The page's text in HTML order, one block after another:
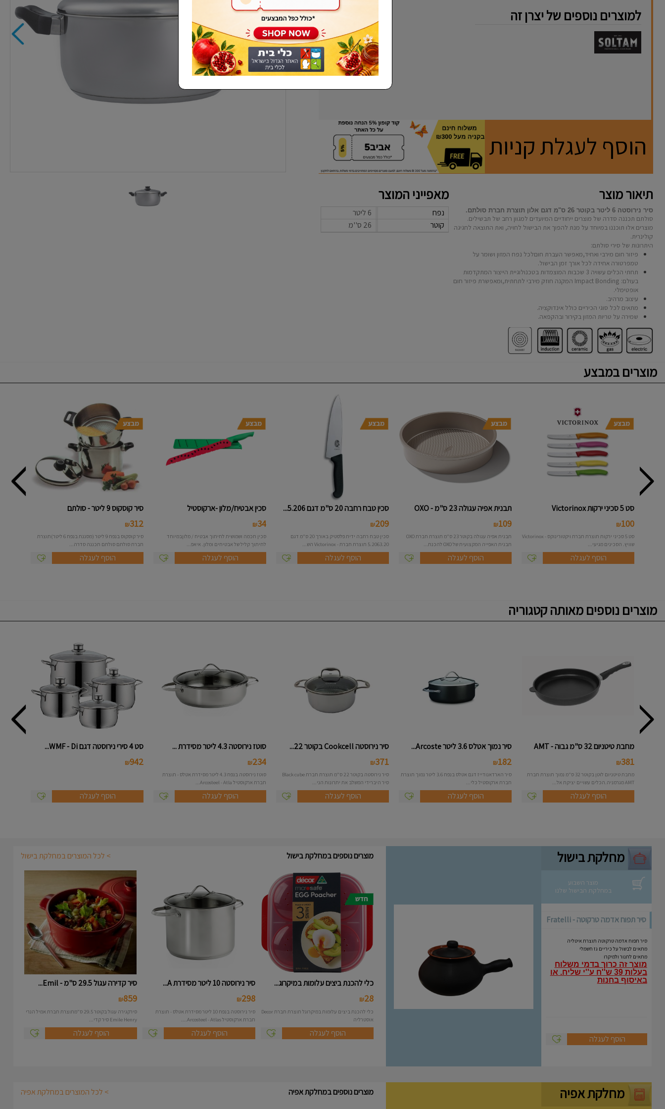
שכחתי סיסמא למוצרים נוספים של יצרן זה
הוסף לעגלת קניות
תיאור מוצר מאפייני המוצר
נפח
6 ליטר
קוטר
26 ס''מ
סיר נירוסטה 6 ליטר בקוטר 26 ס"מ דגם אלון תוצרת חברת סולתם.
סולתם תכננה סדרה של מוצרים ייחודיים המיועדים למגוון רחב של תבשילים.
מוצרים אלו תוכננו במיוחד על מנת להפוך את הבישול לחויה, ואת התוצאה לחגיגה
קולינרית.
היתרונות של סירי סולתם:
פיזור חום מירבי ואחיד,מאפשר העברת חוםלכל נפח המזון ושומר על
טמפרטורה אחידה לכל אורך זמן הבישול.
תחתי הכלים עשויה 3 שכבות המוצמדות בטכנולוגיית הייצור המתקדמות
בעולם: Impact Bonding המקנה חוזק מירבי לתחתית,ומאפשרת פיזור חום
אופטימלי.
עיצוב מרהיב.
מתאים לכל סוגי הכיריים כולל אינדוקציה.
שמירה על טריות המזון בקירור ובהקפאה.
מוצרים במבצע
סט 5 סכיני ירקות Victorinox
100
₪
סט 5 סכיני ירקות תוצרת חברת ויקטורינוקס - Victorinox
שוויץ. הסכינים מגיעי...
הוסף לעגלה
תבנית אפיה עגולה 23 ס"מ - OXO
109
₪
תבנית אפיה עגולה בקוטר 23 ס"מ תוצרת חברת OXO
תבנית האפייה המקצועית של OXO להכנת...
הוסף לעגלה
סכין טבח רחבה 20 ס"מ דגם 5.206...
209
₪
סכין טבח רחבה ידית פלסטיק באורך 20 ס"מ דגם
5.2063.20 תוצרת חברת - Victorinox הש...
הוסף לעגלה
סכין אבטיח/מלון -ארקוסטיל
34
₪
סכין חכמה ושמושית לחיתוך אבטיח / מלוןבמיוחד
לחיתוך קליל של אבטיחים ומלון. איאפ...
הוסף לעגלה
סיר קוסקוס 9 ליטר - סולתם
312
₪
סיר קוסקוס בנפח 9 ליטר (מסננת בנפח 6 ליטר)תוצרת
חברת סולתם סולתם תכננה סדרה...
הוסף לעגלה
מוצרים נוספים מאותה קטגוריה
מחבת טיטניום 32 ס"מ גבוה - AMT
381
₪
מחבת טיטניום לוטן בקוטר 32 ס"מ נמוך תוצרת חברת
AMT מגרמניה.הכלים עשויים יציקת אל...
הוסף לעגלה
סיר נמוך אטלס 3.6 ליטר Arcoste...
182
₪
סיר הארדאנודייז דגם אטלס בנפח 3.6 ליטר נמוך תוצרת
חברת ארקוסטיל כלי...
הוסף לעגלה
סיר נירוסטה Cookcell בקוטר 22...
371
₪
סיר נירוסטה בקוטר 22 ס"מ תוצרת חברת Black cube
סיר היברידי המשלב את יתרונות הני...
הוסף לעגלה
סוטז נירוסטה 4.3 ליטר מסידרת ...
234
₪
סוטז נירוסטה בנפח 4.3 ליטר מסידרת אטלס - תוצרת
חברת ארקוסטיל Arcosteel - Atla...
הוסף לעגלה
סט 4 סירי נירוסטה דגם WMF - Di...
942
₪
הוסף לעגלה
מחלקת בישול
מוצר השבוע
במחלקת הבישול שלנו
סיר תפוח אדמה טרקוטה - Fratelli
סיר תפוח אדמה טרקוטה תוצרת איטליה
מתאים לבשול על כיריים גז חשמלי
מתאים לתנור ולמיקרו
מוצר זה כרוך בדמי משלוח
בעלות 39 ש''ח ע''י שליח.
או
באיסוף בחנות
הוסף לעגלה
מוצרים נוספים במחלקת בישול > לכל המוצרים במחלקת בישול
כלי להכנת ביצים עלומות במיקרוג...
28
₪
כלי להכנת ביצים עלומות במיקרוגל תוצרת חברת Decor
אוסטרליה
הוסף לעגלה
סיר נירוסטה 10 ליטר מסידרת A...
298
₪
סיר נירוסטה בנפח 10 ליטר מסידרת אטלס - תוצרת
חברת ארקוסטיל Arcosteel - Atlas....
הוסף לעגלה
סיר קדירה עגול 29.5 ס"מ - Emil...
859
₪
סירקגירה עגול בקוטר 29.5 ס"מתוצרת חברת אמיל הנרי
Emile Henry סיר קדי...
הוסף לעגלה
מחלקת אפיה מוצרים נוספים במחלקת אפיה > לכל המוצרים במחלקת אפיה